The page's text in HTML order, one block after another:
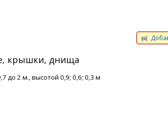
крышки, днища
до 2 м., высотой 0,9; 0,6; 0,3 м